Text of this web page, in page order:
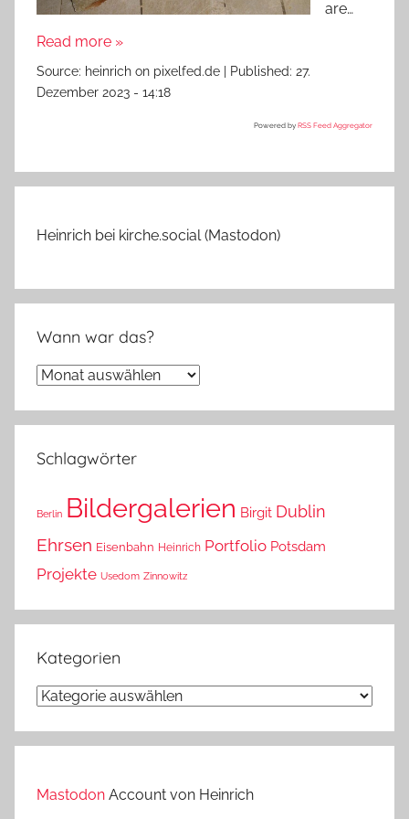
are…
Read more »
Source: heinrich on pixelfed.de Published: 27.
Dezember 2023 - 14:18
Powered by RSS Feed Aggregator
Heinrich bei kirche.social (Mastodon)
Wann war das?
Wann
das?
Schlagwörter
Berlin Bildergalerien Birgit Dublin
Ehrsen Eisenbahn Heinrich Portfolio Potsdam
Projekte Usedom Zinnowitz
Kategorien
Kategorien
Mastodon Account von Heinrich